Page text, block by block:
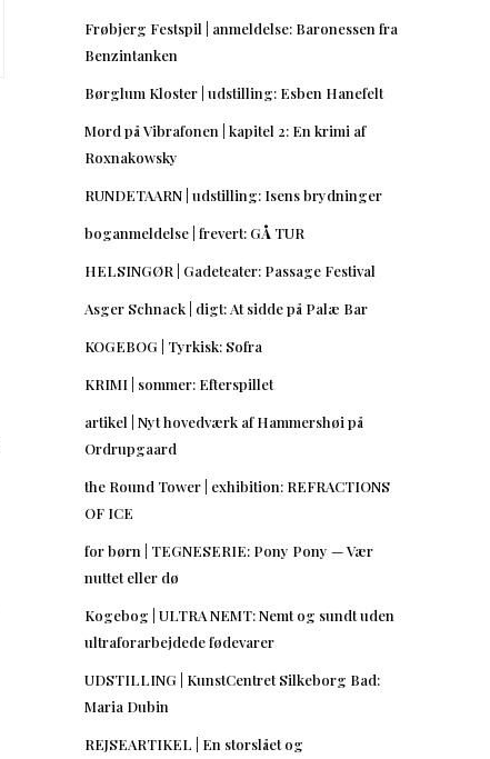
Frøbjerg Festspil | anmeldelse: Baronessen fra
Benzintanken
Børglum Kloster | udstilling: Esben Hanefelt
Mord på Vibrafonen | kapitel 2: En krimi af
Roxnakowsky
RUNDETAARN | udstilling: Isens brydninger
boganmeldelse | frevert: GÅ TUR
HELSINGØR | Gadeteater: Passage Festival
Asger Schnack | digt: At sidde på Palæ Bar
KOGEBOG | Tyrkisk: Sofra
KRIMI | sommer: Efterspillet
artikel | Nyt hovedværk af Hammershøi på
Ordrupgaard
the Round Tower | exhibition: REFRACTIONS
OF ICE
for børn | TEGNESERIE: Pony Pony — Vær
nuttet eller dø
Kogebog | ULTRA NEMT: Nemt og sundt uden
ultraforarbejdede fødevarer
UDSTILLING | KunstCentret Silkeborg Bad:
Maria Dubin
REJSEARTIKEL | En storslået og